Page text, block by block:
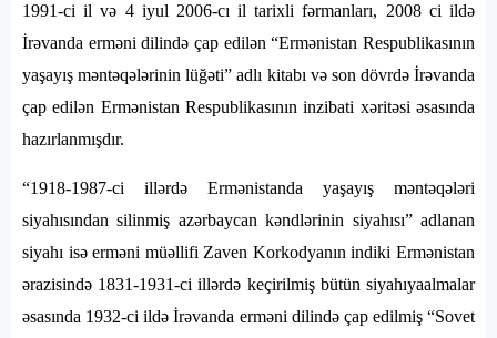
1991-ci il və 4 iyul 2006-cı il tarixli fərmanları, 2008 ci ildə
İrəvanda erməni dilində çap edilən “Ermənistan Respublikasının
yaşayış məntəqələrinin lüğəti” adlı kitabı və son dövrdə İrəvanda
çap edilən Ermənistan Respublikasının inzibati xəritəsi əsasında
hazırlanmışdır.
“1918-1987-ci illərdə Ermənistanda yaşayış məntəqələri
siyahısından silinmiş azərbaycan kəndlərinin siyahısı” adlanan
siyahı isə erməni müəllifi Zaven Korkodyanın indiki Ermənistan
ərazisində 1831-1931-ci illərdə keçirilmiş bütün siyahıyaalmalar
əsasında 1932-ci ildə İrəvanda erməni dilində çap edilmiş “Sovet